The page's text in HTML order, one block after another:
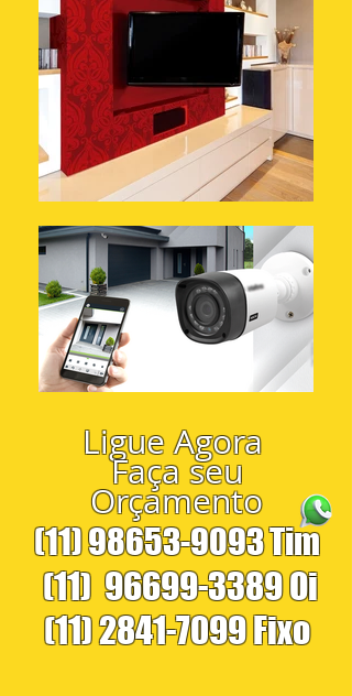
Ligue Agora
Faça seu
Orçamento
(11) 98653-9093Tim
(11) 96699-3389Oi
(11) 2841-7099Fixo